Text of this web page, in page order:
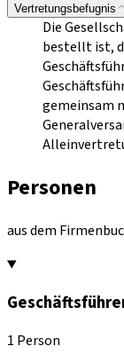
Vertretungsbefugnis
Die
bestellt ist,
gemeinsam
Personen
aus dem
1 Person